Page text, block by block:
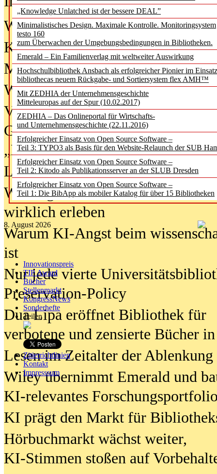
„Knowledge Unlatched ist der bessere DEAL”
Minimalistisches Design. Maximale Kontrolle. Monitoringsystem
testo 160
zum Überwachen der Umgebungsbedingungen in Bibliotheken.
Emerald – Ein Familienverlag mit weltweiter Auswirkung
Hochschulbibliothek Ansbach als erfolgreicher Pionier im
bibliothecas neuem Rückgabe- und Sortiersystem flex AMH™
Mit ZEDHIA der Unternehmensgeschichte
Mitteleuropas auf der Spur (10.02.2017)
ZEDHIA – Das Onlineportal für Wirtschafts-
und Unternehmensgeschichte (22.11.2016)
Erfolgreicher Einsatz von Open Source Software –
Teil 3: TYPO3 als Basis für den Website-Relaunch der SUB
Erfolgreicher Einsatz von Open Source Software –
Teil 2: Kitodo als Publikationsserver an der SLUB Dresden
Erfolgreicher Einsatz von Open Source Software –
Teil 1: Die BibApp als mobiler Katalog für über 15 Bibliotheken
8. August 2026
Innovationspreis
TIP Award
Bücher
Stellenmarkt
KongressNews
Sonderhefte
Teilen
Zitierrichtlinien
Kontakt
Impresssum
Was Hochschul­bibliotheken von
Kinder in der digitalen Welt
Metadaten als Infrastruktur
Wenn Bots katalogisieren
Von Abschlusskleidern bis
Geisterjagd-Ausrüstung in der
„Library of Things“ unterwegs
Lesen als Infrastrukturaufgabe
Wie Jugendliche Social Media
wirklich erleben
Warum KI-Angst beim
ist
Nur jede vierte
Preservation-Policy
Dua Lipa eröffnet Bibliothek für
verbotene und zensierte Bücher
Lesen im Zeitalter der Ablenkung
Wiley übernimmt Emerald und
KI-relevantes
KI prägt den Markt für
Hörbuchmarkt wächst weiter,
KI-Stimmen stoßen auf